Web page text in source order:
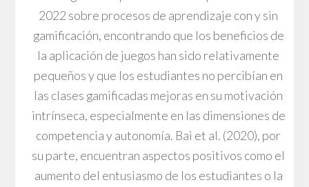
2022 sobre procesos de aprendizaje con y sin
gamificación, encontrando que los beneficios de
la aplicación de juegos han sido relativamente
pequeños y que los estudiantes no percibían en
las clases gamificadas mejoras en su motivación
intrínseca, especialmente en las dimensiones de
competencia y autonomía. Bai et al. (2020), por
su parte, encuentran aspectos positivos como el
aumento del entusiasmo de los estudiantes o la